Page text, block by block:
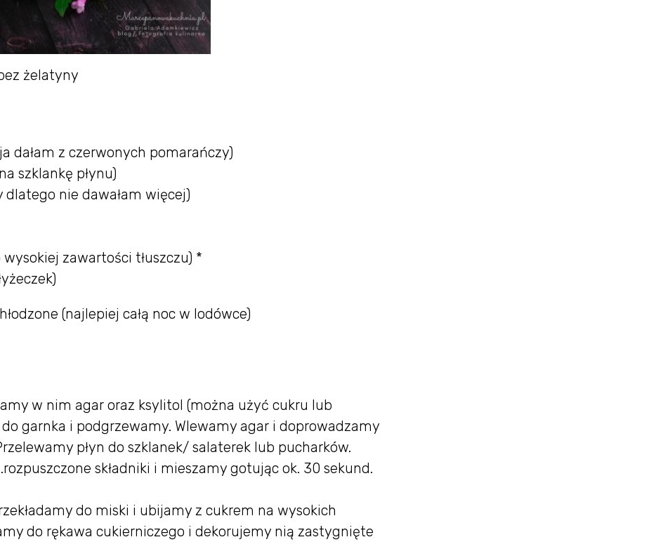
żelatyny
dałam z czerwonych pomarańczy)
szklankę płynu)
dlatego nie dawałam więcej)
zawartości tłuszczu) *
(najlepiej całą noc w lodówce)
w nim agar oraz ksylitol (można użyć cukru lub
garnka i podgrzewamy. Wlewamy agar i doprowadzamy
płyn do szklanek/ salaterek lub pucharków.
składniki i mieszamy gotując ok. 30 sekund.
do miski i ubijamy z cukrem na wysokich
do rękawa cukierniczego i dekorujemy nią zastygnięte